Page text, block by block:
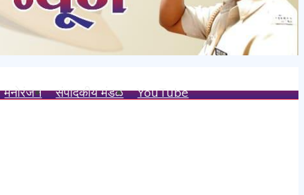
मनोरंजन संपादकीय मंडळ YouTube